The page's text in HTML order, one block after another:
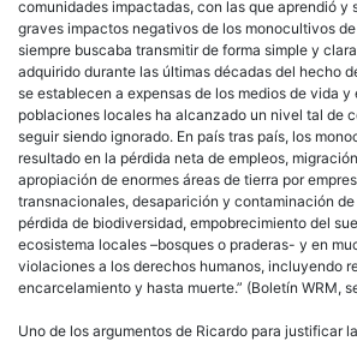
comunidades impactadas, con las que aprendió y
graves impactos negativos de los monocultivos
siempre buscaba transmitir de forma simple y
adquirido durante las últimas décadas del hecho
se establecen a expensas de los medios de vida y
poblaciones locales ha alcanzado un nivel tal de
seguir siendo ignorado. En país tras país, los
resultado en la pérdida neta de empleos, migración
apropiación de enormes áreas de tierra por
transnacionales, desaparición y contaminación
pérdida de biodiversidad, empobrecimiento del
ecosistema locales –bosques o praderas- y en
violaciones a los derechos humanos, incluyendo
encarcelamiento y hasta muerte.” (Boletín WRM,
Uno de los argumentos de Ricardo para justificar